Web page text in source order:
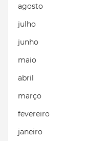
agosto
julho
junho
maio
abril
março
fevereiro
janeiro